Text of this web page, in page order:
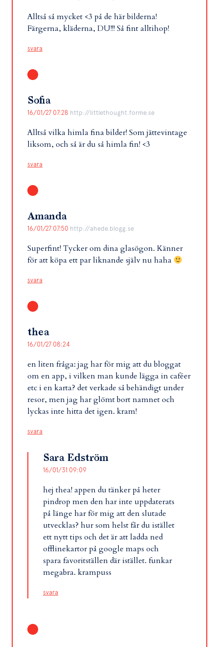
Alltså så mycket <3 på de här bilderna!
Färgerna, kläderna, DU!!! Så fint alltihop!
svara
Sofia
16/01/27 07:28 http://littlethought.forme.se
Alltså vilka himla fina bilder! Som jättevintage
liksom, och så är du så himla fin! <3
svara
Amanda
16/01/27 07:50 http://ahede.blogg.se
Superfint! Tycker om dina glasögon. Känner
för att köpa ett par liknande själv nu haha
svara
thea
16/01/27 08:24
en liten fråga: jag har för mig att du bloggat
om en app, i vilken man kunde lägga in caféer
etc i en karta? det verkade så behändigt under
resor, men jag har glömt bort namnet och
lyckas inte hitta det igen. kram!
svara
Sara Edström
16/01/31 09:09
hej thea! appen du tänker på heter
pindrop men den har inte uppdaterats
på länge har för mig att den slutade
utvecklas? hur som helst får du istället
ett nytt tips och det är att ladda ned
offlinekartor på google maps och
spara favoritställen där istället. funkar
megabra. krampuss
svara